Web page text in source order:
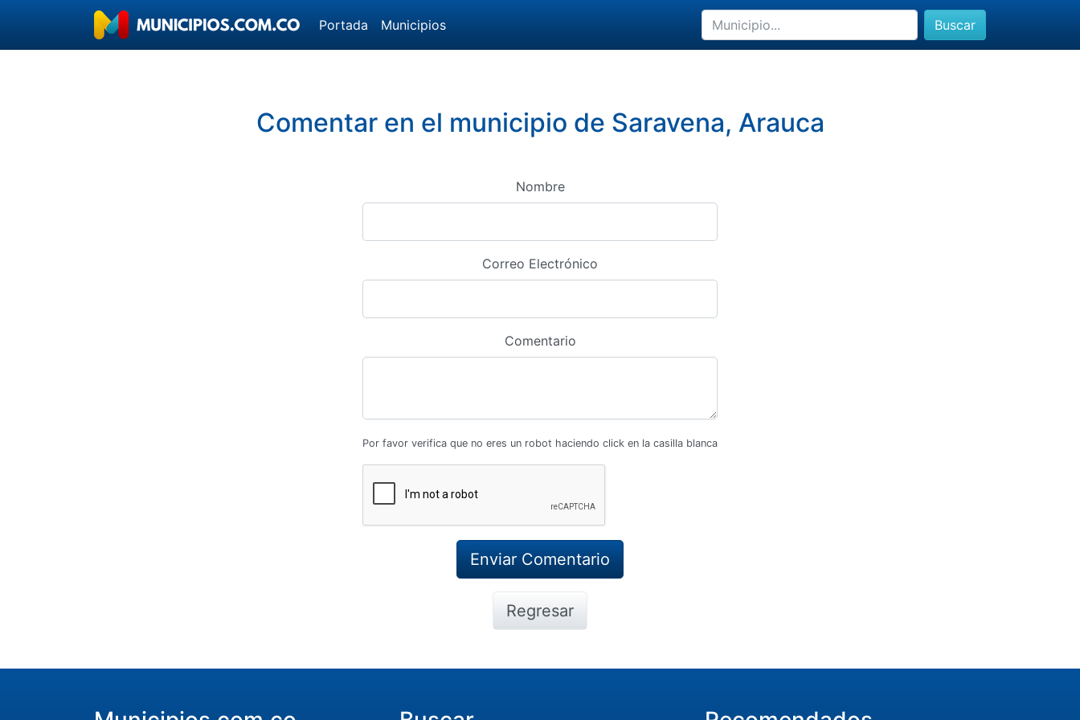
Portada Municipios Buscar
Comentar en el municipio de Saravena, Arauca
Nombre
Correo Electrónico
Comentario
Por favor verifica que no eres un robot haciendo click en la casilla blanca
Regresar